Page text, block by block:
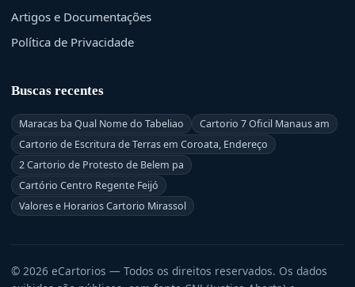
Artigos e Documentações
Política de Privacidade
Buscas recentes
Maracas ba Qual Nome do Tabeliao
Cartorio 7 Oficil Manaus am
Cartorio de Escritura de Terras em Coroata, Endereço
2 Cartorio de Protesto de Belem pa
Cartório Centro Regente Feijó
Valores e Horarios Cartorio Mirassol
© 2026 eCartorios — Todos os direitos reservados. Os dados